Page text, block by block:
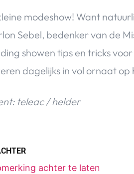
modeshow! Want
Sebel, bedenker van de
showen tips en tricks
dagelijks in vol ornaat op
teleac / helder
achter te laten